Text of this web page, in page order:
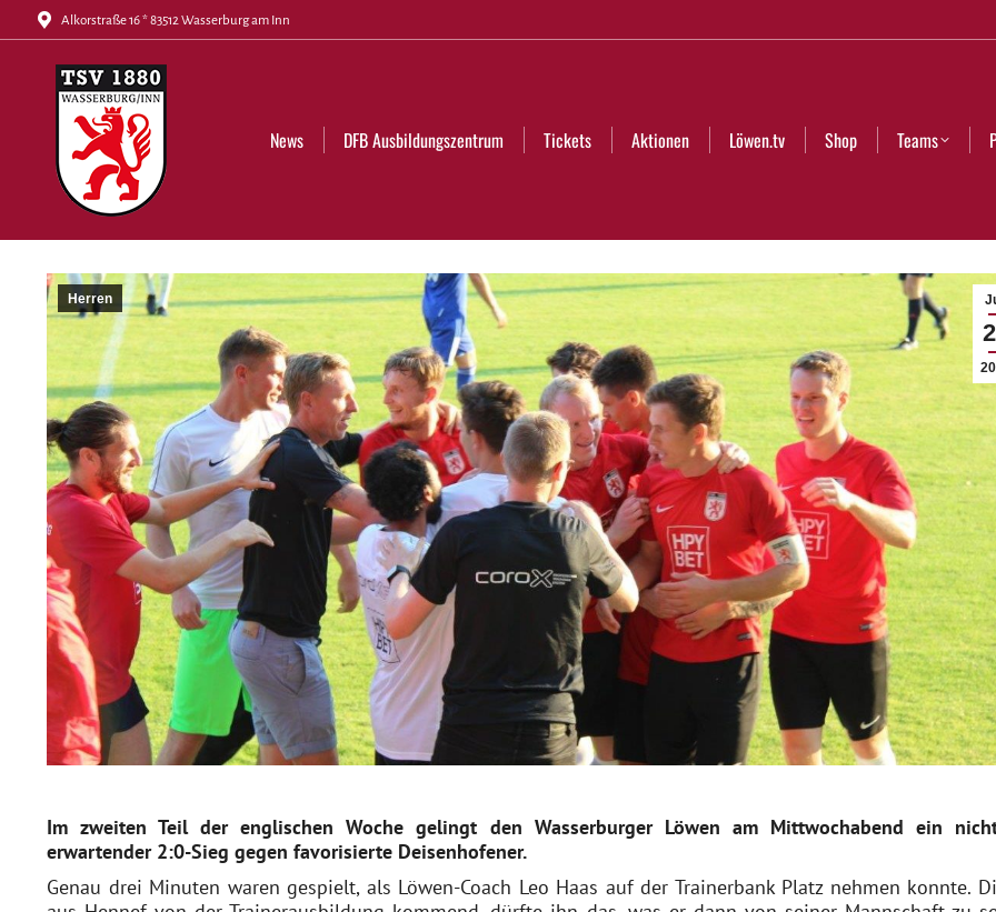
Alkorstraße 16 * 83512 Wasserburg am Inn
News DFB Ausbildungszentrum Tickets Aktionen Löwen.tv Shop Teams
Herren
Im zweiten Teil der englischen Woche gelingt den Wasserburger Löwen am Mittwochabend ein
erwartender 2:0-Sieg gegen favorisierte Deisenhofener.
Genau drei Minuten waren gespielt, als Löwen-Coach Leo Haas auf der Trainerbank Platz nehmen konnte.
News DFB Ausbildungszentrum Tickets Aktionen Löwen.tv Shop Teams Partner Club